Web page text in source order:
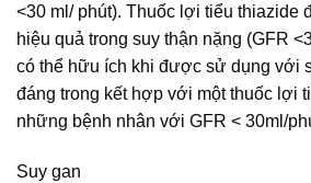
<30 ml/ phút). Thuốc lợi tiểu thiazide
hiệu quả trong suy thận nặng (GFR
có thể hữu ích khi được sử dụng với
đáng trong kết hợp với một thuốc lợi
những bệnh nhân với GFR < 30ml/
Suy gan